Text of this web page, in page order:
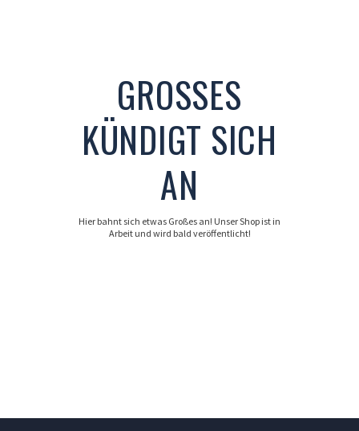
GROSSES K
ÜNDIGT SICH A
N
Hier bahnt sich etwas Großes an! Unser Shop ist in
Arbeit und wird bald veröffentlicht!